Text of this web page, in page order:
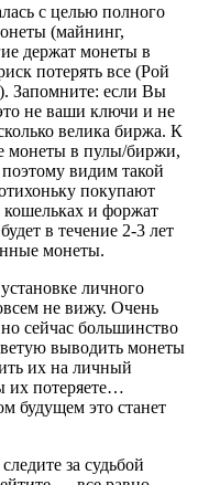
с целью полного
(майнинг,
держат монеты в
потерять все (Рой
Запомните: если Вы
не ваши ключи и не
велика биржа. К
монеты в пулы/биржи,
видим такой
покупают
и форжат
в течение 2-3 лет
монеты.
личного
не вижу. Очень
сейчас большинство
выводить монеты
их на личный
их потеряете…
будущем это станет
за судьбой